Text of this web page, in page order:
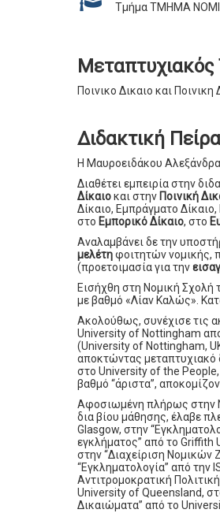
Τμήμα ΤΜΗΜΑ
Ποινικο Δικαιο και Ποινικη
Διδακτική
Η Μαυροειδάκου
Διαθέτει εμπειρία στην
Δίκαιοκαι στην Ποινική
Δίκαιο, Εμπράγματο
στο Εμπορικό Δίκαιο, στο
Αναλαμβάνει δε την
μελέτηφοιτητών νομικής,
(προετοιμασία για την
Εισήχθη στη Νομική Σχολή
με βαθμό «Λίαν Καλώς».
Ακολούθως, συνέχισε τις
University of Nottingham
(University of Nottingham,
αποκτώντας μεταπτυχιακό
στο University of the
βαθμό “άριστα”,
Αφοσιωμένη πλήρως στην
δια βίου μάθησης, έλαβε
Glasgow, στην
εγκλήματος” από το Griffith
στην “Διαχείριση Νομικών
“Εγκληματολογία” από την
Αντιτρομοκρατική
University of Queensland,
Δικαιώματα” από το